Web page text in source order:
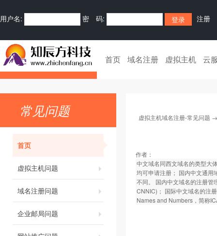
用户名: 密 码: 注册
首页 域名注册 虚拟主机 云
常见问题
首页
虚拟主机问题
域名注册问题
企业邮局问题
虚拟主机域名注册-常见问题
作者：
中文域名同西文域名的类型大
均可申请注册； 国内中文通用
不同。 国内中文域名的注册
CNNIC)； 国际中文域名的注
Names and Numbers，简称